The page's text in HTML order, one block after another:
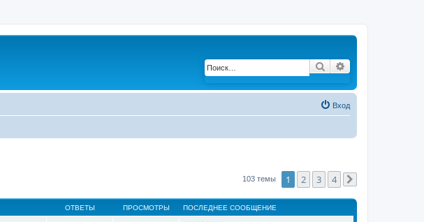
Поиск
Вход
103 темы 1 2 3 4
ОТВЕТЫ ПРОСМОТРЫ ПОСЛЕДНЕЕ СООБЩЕНИЕ